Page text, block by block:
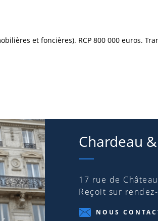
et foncières). RCP 800 000 euros.
Chardeau &
17 rue de
Reçoit sur
NOUS